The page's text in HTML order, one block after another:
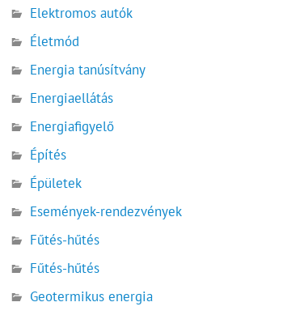
Elektromos autók
Életmód
Energia tanúsítvány
Energiaellátás
Energiafigyelő
Építés
Épületek
Események-rendezvények
Fűtés-hűtés
Fűtés-hűtés
Geotermikus energia